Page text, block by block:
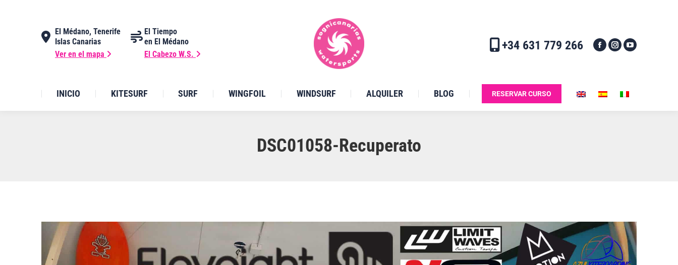
El Médano, Tenerife
Islas Canarias
Ver en el mapa
El Tiempo
en El Médano
El Cabezo W.S.
+34 631 779 266
INICIO KITESURF SURF WINGFOIL WINDSURF ALQUILER BLOG RESERVAR CURSO
DSC01058-Recuperato